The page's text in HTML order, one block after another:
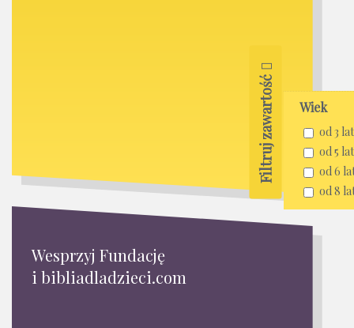
Filtruj zawartość Wiek
od 3 lat
od 5 lat
od 6
od 8
Wesprzyj Fundację
i bibliadladzieci.com